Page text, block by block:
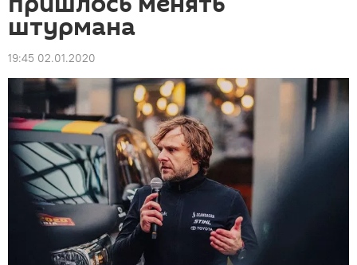
штурмана
19:45 02.01.2020